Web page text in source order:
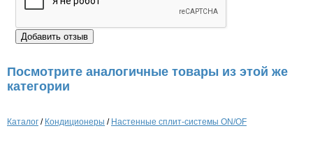
Посмотрите аналогичные товары из этой же
категории
Каталог / Кондиционеры / Настенные сплит-системы ON/OF